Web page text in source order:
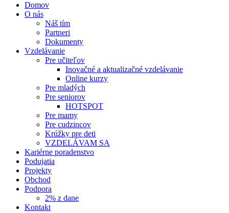
Domov
O nás
Náš tím
Partneri
Dokumenty
Vzdelávanie
Pre učiteľov
Inovačné a aktualizačné vzdelávanie
Online kurzy
Pre mladých
Pre seniorov
HOTSPOT
Pre mamy
Pre cudzincov
Krúžky pre deti
VZDELÁVAM SA
Kariérne poradenstvo
Podujatia
Projekty
Obchod
Podpora
2% z dane
Kontakt